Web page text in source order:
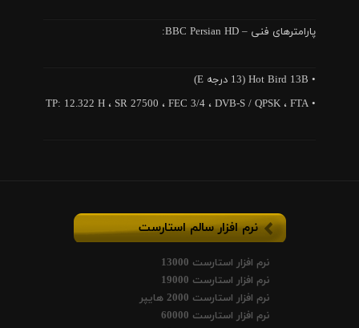
پارامترهای فنی – BBC Persian HD:
• Hot Bird 13B (13 درجه E)
• TP: 12.322 H ، SR 27500 ، FEC 3/4 ، DVB-S / QPSK ، FTA
نرم افزار سالم استارست
نرم افزار استارست 13000
نرم افزار استارست 19000
نرم افزار استارست 2000 هایپر
نرم افزار استارست 60000